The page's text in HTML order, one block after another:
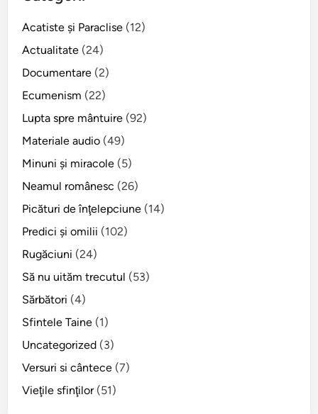
Acatiste şi Paraclise (12)
Actualitate (24)
Documentare (2)
Ecumenism (22)
Lupta spre mântuire (92)
Materiale audio (49)
Minuni şi miracole (5)
Neamul românesc (26)
Picături de înţelepciune (14)
Predici şi omilii (102)
Rugăciuni (24)
Să nu uităm trecutul (53)
Sărbători (4)
Sfintele Taine (1)
Uncategorized (3)
Versuri si cântece (7)
Vieţile sfinţilor(51)